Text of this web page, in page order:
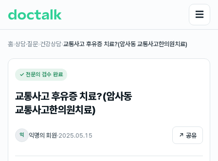
☰
홈›상담·질문›건강상담›교통사고 후유증 치료?(암사동 교통사고한의원치료)
✓ 전문의 검수 완료
교통사고 후유증 치료?(암사동
교통사고한의원치료)
익 익명의 회원·2025.05.15 ↗ 공유